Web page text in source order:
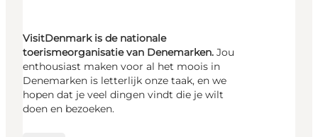
VisitDenmark is de nationale
toerismeorganisatie van Denemarken. Jou
enthousiast maken voor al het moois in
Denemarken is letterlijk onze taak, en we
hopen dat je veel dingen vindt die je wilt
doen en bezoeken.